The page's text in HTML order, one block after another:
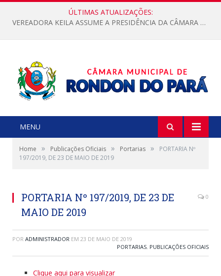
ÚLTIMAS ATUALIZAÇÕES:
VEREADORA KEILA ASSUME A PRESIDÊNCIA DA CÂMARA MUNICIPAL.
MENU
Home » Publicações Oficiais » Portarias »
PORTARIA Nº
197/2019, DE 23 DE MAIO DE 2019
PORTARIA Nº 197/2019, DE 23 DE
MAIO DE 2019
0
POR ADMINISTRADOR EM 23 DE MAIO DE 2019
PORTARIAS, PUBLICAÇÕES OFICIAIS
Clique aqui para visualizar